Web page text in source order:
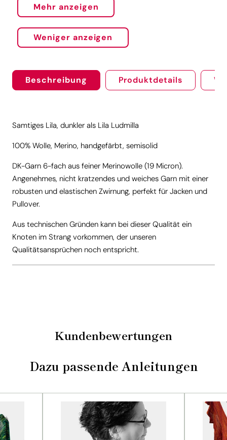
Mehr anzeigen
Weniger anzeigen
Beschreibung Produktdetails
Samtiges Lila, dunkler als Lila Ludmilla
100% Wolle, Merino, handgefärbt, semisolid
DK-Garn 6-fach aus feiner Merinowolle (19 Micron).
Angenehmes, nicht kratzendes und weiches Garn mit einer
robusten und elastischen Zwirnung, perfekt für Jacken und
Pullover.
Aus technischen Gründen kann bei dieser Qualität ein
Knoten im Strang vorkommen, der unseren
Qualitätsansprüchen noch entspricht.
Kundenbewertungen
Dazu passende Anleitungen